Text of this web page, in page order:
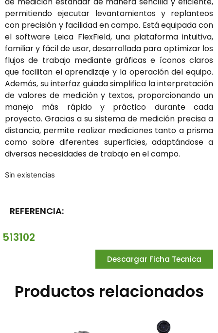
permitiendo ejecutar levantamientos y replanteos
con precisión y facilidad en campo. Está equipada con
el software Leica FlexField, una plataforma intuitiva,
familiar y fácil de usar, desarrollada para optimizar los
flujos de trabajo mediante gráficas e íconos claros
que facilitan el aprendizaje y la operación del equipo.
Además, su interfaz guiada simplifica la interpretación
de valores de medición y textos, proporcionando un
manejo más rápido y práctico durante cada
proyecto. Gracias a su sistema de medición precisa a
distancia, permite realizar mediciones tanto a prisma
como sobre diferentes superficies, adaptándose a
diversas necesidades de trabajo en el campo.
Sin existencias
REFERENCIA:
513102
Descargar Ficha Tecnica
Productos relacionados